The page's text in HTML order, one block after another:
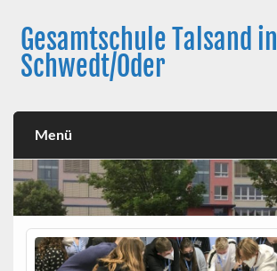
contentGesamtschule Talsand in
Schwedt/Oder
Menü